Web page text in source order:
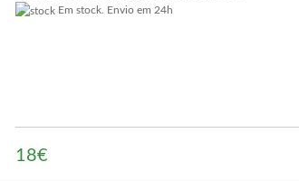
Em stock. Envio em 24h
18€